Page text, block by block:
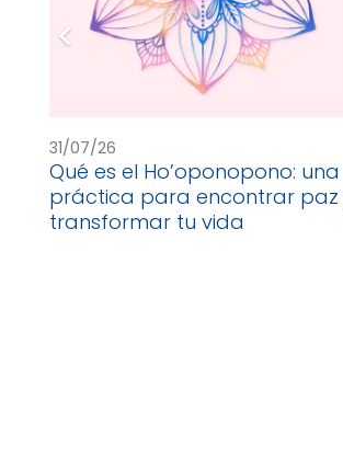
31/07/26
Qué es el Ho’oponopono: una
práctica para encontrar paz
transformar tu vida